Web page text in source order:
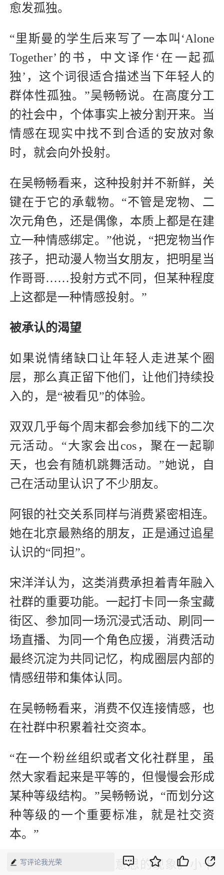
愈发孤独。
“里斯曼的学生后来写了一本叫‘Alone
Together’的书，中文译作‘在一起孤
独’，这个词很适合描述当下年轻人的
群体性孤独。”吴畅畅说。在高度分工
的社会中，个体事实上被分割开来。当
情感在现实中找不到合适的安放对象
时，就会向外投射。
在吴畅畅看来，这种投射并不新鲜，关
键在于它的承载物。“不管是宠物、二
次元角色，还是偶像，本质上都是在建
立一种情感绑定。”他说，“把宠物当作
孩子，把动漫人物当女朋友，把明星当
作哥哥……投射方式不同，但某种程度
上这都是一种情感投射。”
被承认的渴望
如果说情绪缺口让年轻人走进某个圈
层，那么真正留下他们，让他们持续投
入的，是“被看见”的体验。
双双几乎每个周末都会参加线下的二次
元活动。“大家会出cos，聚在一起聊
天，也会有随机跳舞活动。”她说，自
己在活动里认识了不少朋友。
阿银的社交关系同样与消费紧密相连。
她在北京最熟络的朋友，正是通过追星
认识的“同担”。
宋洋洋认为，这类消费承担着青年融入
社群的重要功能。一起打卡同一条宝藏
街区、参加同一场沉浸式活动、刷同一
场直播、为同一个角色应援，消费活动
最终沉淀为共同记忆，构成圈层内部的
情感纽带和集体认同。
在吴畅畅看来，消费不仅连接情感，也
在社群中积累着社交资本。
“在一个粉丝组织或者文化社群里，虽
然大家看起来是平等的，但慢慢会形成
某种等级结构。”吴畅畅说，“而划分这
种等级的一个重要标准，就是社交资
本。”
“抽卡就是一个很有意思的现象。小卡
写评论我光荣